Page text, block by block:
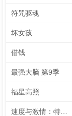
符咒驱魂
坏女孩
借钱
最强大脑 第9季
福星高照